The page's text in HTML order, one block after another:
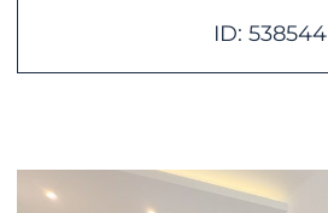
ID: 538544